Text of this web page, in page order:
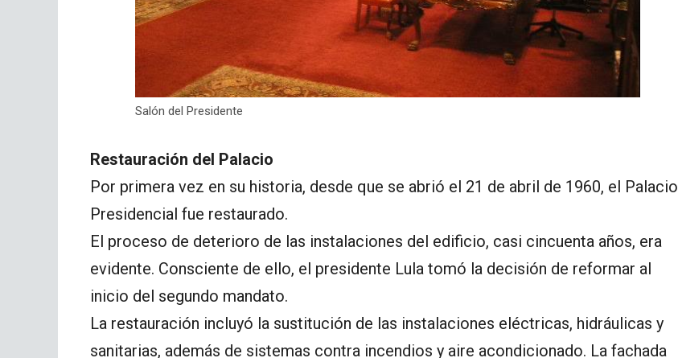
Salón del Presidente
Restauración del Palacio
Por primera vez en su historia, desde que se abrió el 21 de abril de 1960, el Palacio
Presidencial fue restaurado.
El proceso de deterioro de las instalaciones del edificio, casi cincuenta años, era
evidente. Consciente de ello, el presidente Lula tomó la decisión de reformar al
inicio del segundo mandato.
La restauración incluyó la sustitución de las instalaciones eléctricas, hidráulicas y
sanitarias, además de sistemas contra incendios y aire acondicionado. La fachada